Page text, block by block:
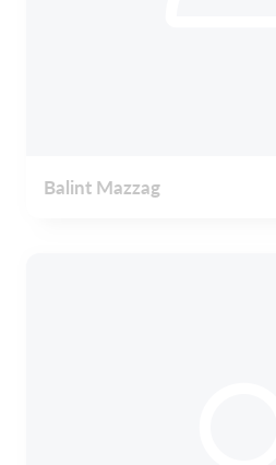
Balint Mazzag